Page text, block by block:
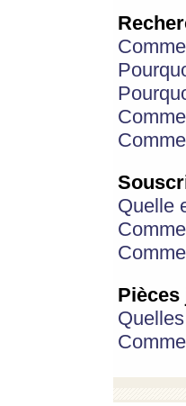
Quelle